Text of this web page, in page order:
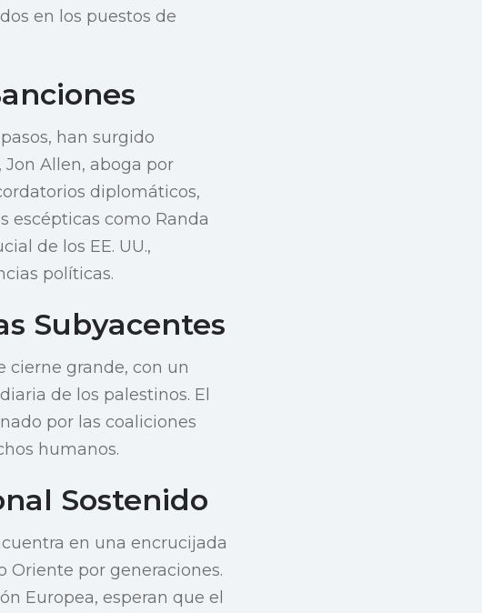
en los puestos de
han surgido
Jon Allen, aboga por
diplomáticos,
escépticas como Randa
de los EE. UU.,
políticas.
Subyacentes
cierne grande, con un
de los palestinos. El
por las coaliciones
humanos.
Sostenido
en una encrucijada
Oriente por generaciones.
Europea, esperan que el